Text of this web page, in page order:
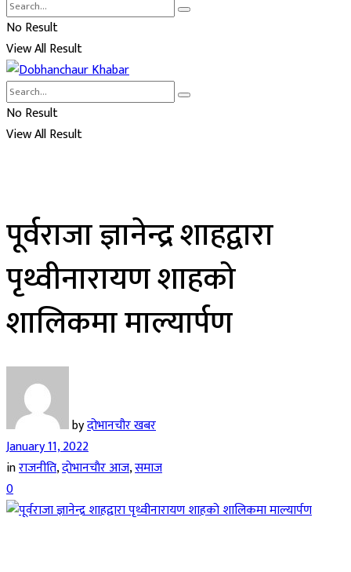
No Result
View All Result
No Result
View All Result
पूर्वराजा ज्ञानेन्द्र शाहद्वारा
पृथ्वीनारायण शाहको
शालिकमा माल्यार्पण
byदोभानचौर खबर
January 11, 2022
inराजनीति,दाेभानचाैर आज,समाज
0